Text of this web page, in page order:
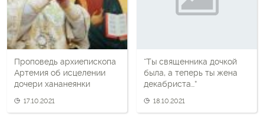
пост
Проповедь архиепископа
Артемия об исцелении
дочери хананеянки
17.10.2021
“Ты священника дочкой
была, а теперь ты жена
декабриста…”
18.10.2021